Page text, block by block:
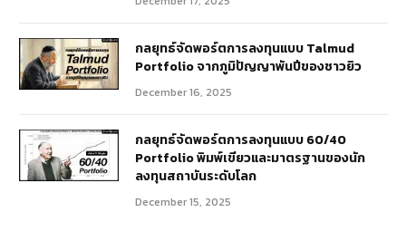
กลยุทธ์จัดพอร์ตการลงทุนแบบ Talmud
Portfolio จากภูมิปัญญาพันปีของชาวยิว
December 16, 2025
กลยุทธ์จัดพอร์ตการลงทุนแบบ 60/40
Portfolio พิมพ์เขียวและมาตรฐานของนัก
ลงทุนสถาบันระดับโลก
December 15, 2025